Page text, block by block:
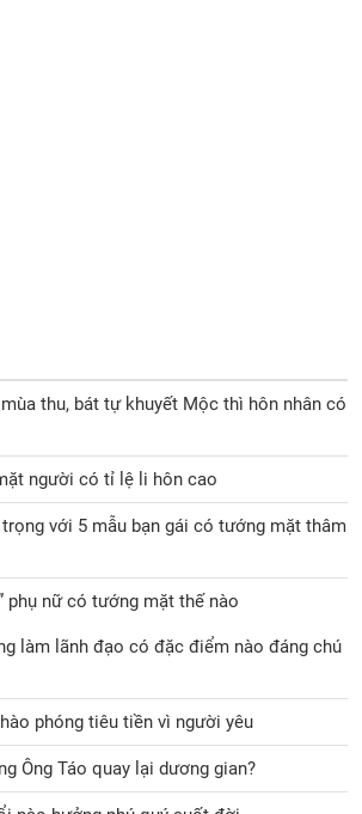
thu, bát tự khuyết Mộc thì hôn nhân có
người có tỉ lệ li hôn cao
với 5 mẫu bạn gái có tướng mặt thâm
phụ nữ có tướng mặt thế nào
làm lãnh đạo có đặc điểm nào đáng chú
phóng tiêu tiền vì người yêu
Ông Táo quay lại dương gian?